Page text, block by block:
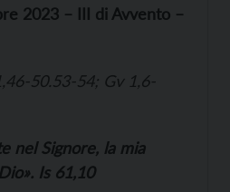
2023 – III di Avvento –
50.53-54; Gv 1,6-
nel Signore, la mia
Is 61,10